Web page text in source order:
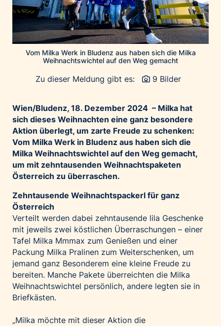
Mediaplus
Microsoft
Mondelēz Österreich
Muse Electronics
öbv – Österreichischer Bundesverlag
Palfinger AG
Polestar
REXEL Austria
Starbucks
Superbrands Austria
Vollpension
win2day
Wolt
woom bikes
Kontakt
Vom Milka Werk in Bludenz aus haben sich die Milka
Weihnachtswichtel auf den Weg gemacht
Zu dieser Meldung gibt es: 9 Bilder
Wien/Bludenz, 18. Dezember 2024 – Milka hat
sich dieses Weihnachten eine ganz besondere
Aktion überlegt, um zarte Freude zu schenken:
Vom Milka Werk in Bludenz aus haben sich die
Milka Weihnachtswichtel auf den Weg gemacht,
um mit zehntausenden Weihnachtspaketen
Österreich zu überraschen.
Zehntausende Weihnachtspackerl für ganz
Österreich
Verteilt werden dabei zehntausende lila Geschenke
mit jeweils zwei köstlichen Überraschungen – einer
Tafel Milka Mmmax zum Genießen und einer
Packung Milka Pralinen zum Weiterschenken, um
jemand ganz Besonderem eine kleine Freude zu
bereiten. Manche Pakete überreichten die Milka
Weihnachtswichtel persönlich, andere legten sie in
Briefkästen.
„Milka möchte mit dieser Aktion die